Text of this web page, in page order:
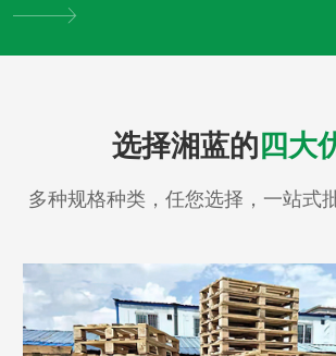
选择湘蓝的 四大
多种规格种类，任您选择，一站式